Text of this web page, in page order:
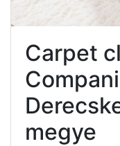
Carpet
megye